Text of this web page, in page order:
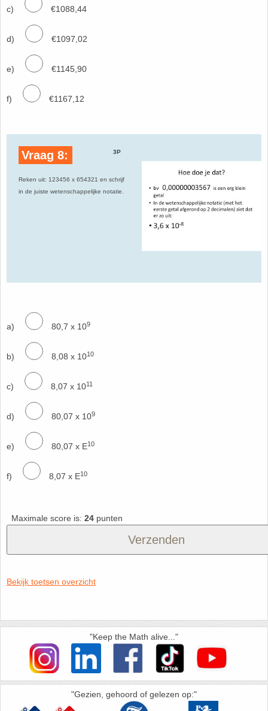
c) €1088,44
d) €1097,02
e) €1145,90
f) €1167,12
3P
Vraag 8:
Reken uit: 123456 x 654321 en schrijf
in de juiste wetenschappelijke notatie.
a) 80,7 x 109
b) 8,08 x 1010
c) 8,07 x 1011
d) 80,07 x 109
e) 80,07 x E10
f) 8,07 x E10
Maximale score is: 24 punten
Bekijk toetsen overzicht
"Keep the Math alive..."
"Gezien, gehoord of gelezen op:"